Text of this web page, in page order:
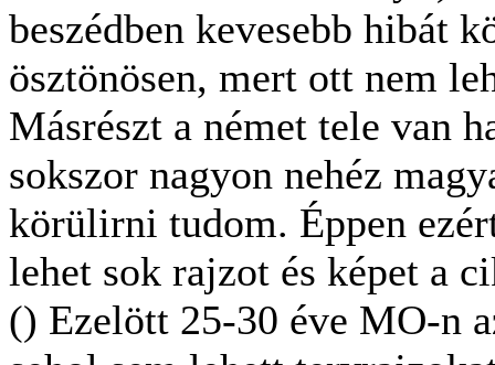
beszédben kevesebb hibát
ösztönösen, mert ott nem
Másrészt a német tele van
sokszor nagyon nehéz
körülirni tudom. Éppen
lehet sok rajzot és képet a
() Ezelött 25-30 éve MO-n